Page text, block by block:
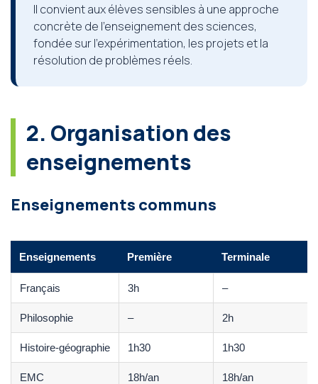
Il convient aux élèves sensibles à une approche
concrète de l’enseignement des sciences,
fondée sur l’expérimentation, les projets et la
résolution de problèmes réels.
2. Organisation des
enseignements
Enseignements communs
Enseignements Première Terminale
Français 3h –
Philosophie – 2h
Histoire-géographie 1h30 1h30
EMC 18h/an 18h/an